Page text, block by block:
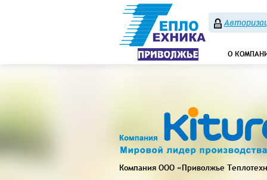
О
Компания ООО «Приволжье